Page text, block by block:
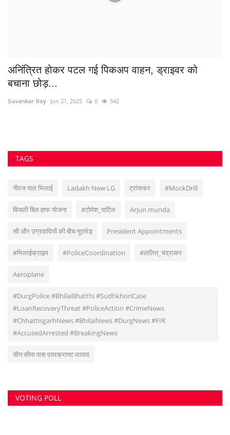
अनिंत्रित होकर पटल गई पिकअप वाहन, ड्राइवर को
बचाना छोड़...
Suvankar Roy Jun 21, 2025 0 542
TAGS
नीरज पाल भिलाई Ladakh New LG ट्रांसफर #MockDrill
बिजली बिल हाफ योजना #टोमेश_पाटिल Arjun munda
सी और उग्रवादियों की बीच मुठभेड़ President Appointments
#भिलाईक्राइम #PoliceCoordination #ललित_चंद्राकर
Aeroplane
#DurgPolice #BhilaiBhatthi #SudhkhoriCase
#LoanRecoveryThreat #PoliceAction #CrimeNews
#ChhattisgarhNews #BhilaiNews #DurgNews #FIR
#AccusedArrested #BreakingNews
चीन सीमा पास एयरक्राफ्ट लापता
VOTING POLL